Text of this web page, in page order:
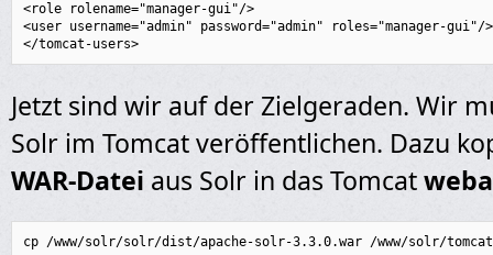
<role rolename="manager-gui"/>
<user username="admin" password="admin" roles="manager-gui"/>
</tomcat-users>
Jetzt sind wir auf der Zielgeraden. Wir
Solr im Tomcat veröffentlichen. Dazu
WAR-Datei aus Solr in das Tomcat
cp /www/solr/solr/dist/apache-solr-3.3.0.war /www/solr/